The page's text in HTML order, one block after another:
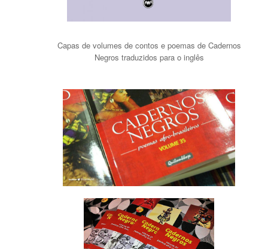
Capas de volumes de contos e poemas de Cadernos
Negros traduzidos para o inglês